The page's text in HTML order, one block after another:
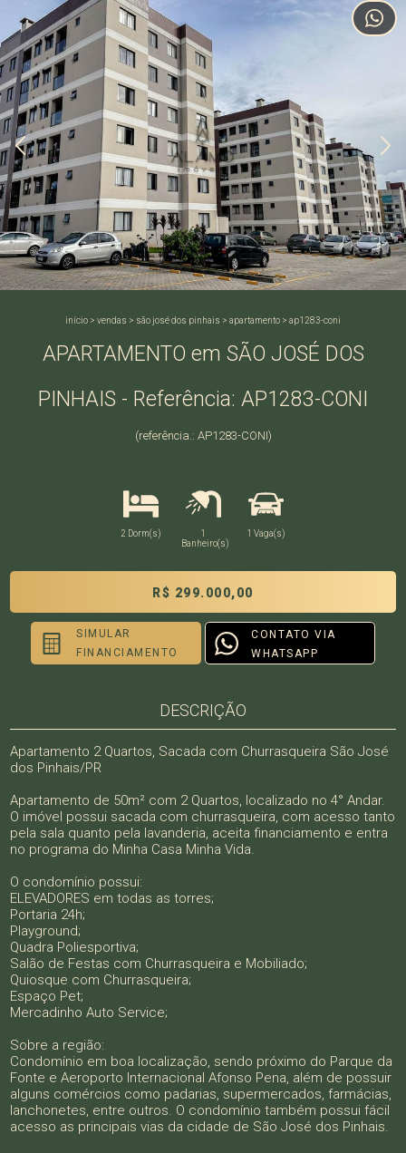
início > vendas > são josé dos pinhais > apartamento > ap1283-coni
APARTAMENTO em SÃO JOSÉ DOS
PINHAIS - Referência: AP1283-CONI
(referência.: AP1283-CONI)
2 Dorm(s)
1
Banheiro(s)
1 Vaga(s)
R$ 299.000,00
SIMULAR
FINANCIAMENTO
CONTATO VIA
WHATSAPP
DESCRIÇÃO
Apartamento 2 Quartos, Sacada com Churrasqueira São José
dos Pinhais/PR
Apartamento de 50m² com 2 Quartos, localizado no 4° Andar.
O imóvel possui sacada com churrasqueira, com acesso tanto
pela sala quanto pela lavanderia, aceita financiamento e entra
no programa do Minha Casa Minha Vida.
O condomínio possui:
ELEVADORES em todas as torres;
Portaria 24h;
Playground;
Quadra Poliesportiva;
Salão de Festas com Churrasqueira e Mobiliado;
Quiosque com Churrasqueira;
Espaço Pet;
Mercadinho Auto Service;
Sobre a região:
Condomínio em boa localização, sendo próximo do Parque da
Fonte e Aeroporto Internacional Afonso Pena, além de possuir
alguns comércios como padarias, supermercados, farmácias,
lanchonetes, entre outros. O condomínio também possui fácil
acesso as principais vias da cidade de São José dos Pinhais.